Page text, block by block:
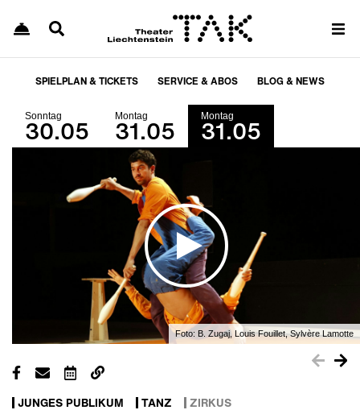
SPIELPLAN & TICKETS SERVICE & ABOS BLOG & NEWS
Sonntag
30.05 Montag
31.05 Montag
31.05
Foto: B. Zugaj, Louis Fouillet, Sylvère Lamotte
JUNGES PUBLIKUM TANZ ZIRKUS